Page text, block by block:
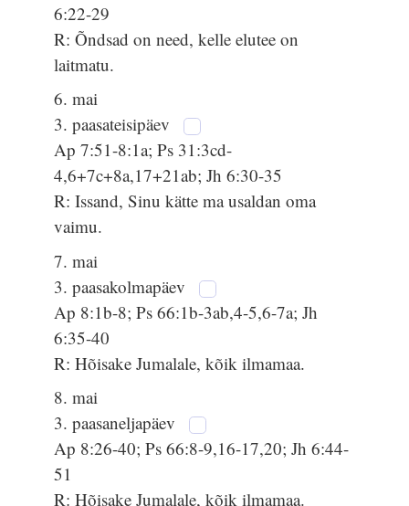
6:22-29
R: Õndsad on need, kelle elutee on
laitmatu.
6. mai
3. paasateisipäev
Ap 7:51-8:1a; Ps 31:3cd-
4,6+7c+8a,17+21ab; Jh 6:30-35
R: Issand, Sinu kätte ma usaldan oma
vaimu.
7. mai
3. paasakolmapäev
Ap 8:1b-8; Ps 66:1b-3ab,4-5,6-7a; Jh
6:35-40
R: Hõisake Jumalale, kõik ilmamaa.
8. mai
3. paasaneljapäev
Ap 8:26-40; Ps 66:8-9,16-17,20; Jh 6:44-
51
R: Hõisake Jumalale, kõik ilmamaa.